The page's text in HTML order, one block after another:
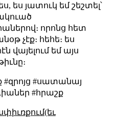
ես յատուկ եմ շեշտել՝
որոնց հետ
չէք։ հեհե։ ես
վայելում եմ այս
#զրոյց #սատանայ
#հրաշք